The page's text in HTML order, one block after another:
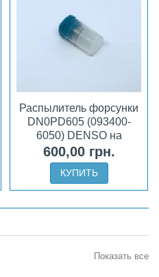
Распылитель форсунки
DN0PD605 (093400-
6050) DENSO на
форсунку MAZDA
600,00 грн.
КУПИТЬ
Показать все